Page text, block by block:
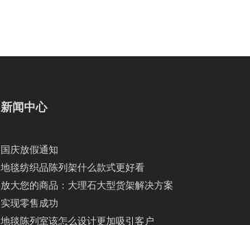
新闻中心
国庆放假通知
地毯纺织品陈列架什么款式更好看
放大您的商品：大理石大型货架解决方案
实现零售成功
地毯陈列室该怎么设计更加吸引客户